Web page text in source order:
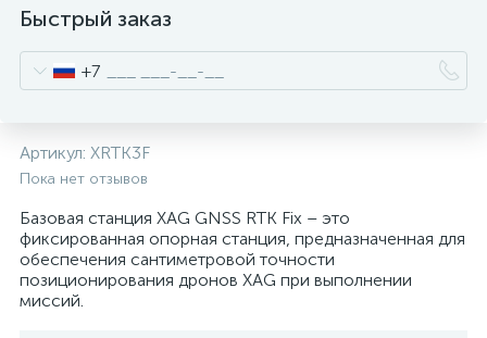
Быстрый заказ
+7
Артикул: XRTK3F
Пока нет отзывов
Базовая станция XAG GNSS RTK Fix – это
фиксированная опорная станция, предназначенная для
обеспечения сантиметровой точности
позиционирования дронов XAG при выполнении
миссий.